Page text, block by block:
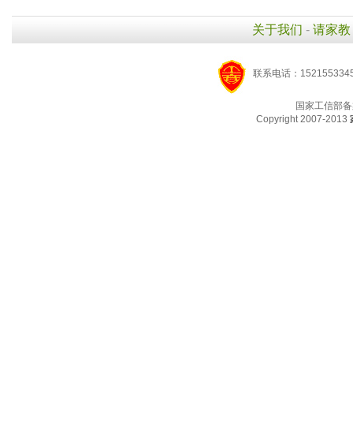
关于我们 - 请家教
联系电话：
国家工信部
Copyright 2007-2013